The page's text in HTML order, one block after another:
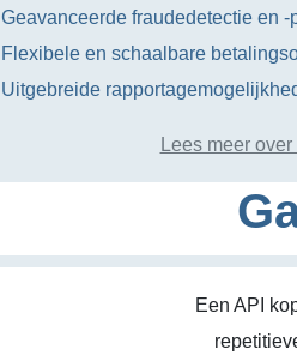
Geavanceerde fraudedetectie en -
Flexibele en schaalbare
Uitgebreide
Lees meer over
Een API